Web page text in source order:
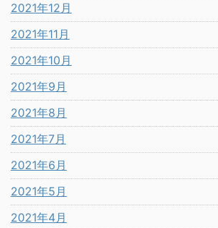
2021年12月
2021年11月
2021年10月
2021年9月
2021年8月
2021年7月
2021年6月
2021年5月
2021年4月